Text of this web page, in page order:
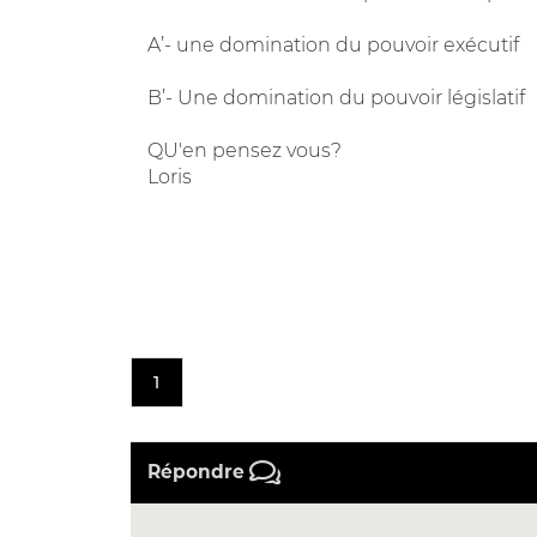
A’- une domination du pouvoir exécutif
B’- Une domination du pouvoir législatif
QU'en pensez vous?
Loris
1
Répondre